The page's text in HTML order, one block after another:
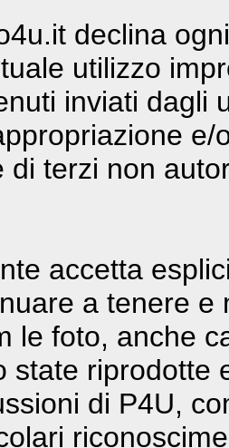
declina
utilizzo
inviati dagli
di terzi non
accetta
a tenere e
le foto, anche
state riprodotte
di P4U,